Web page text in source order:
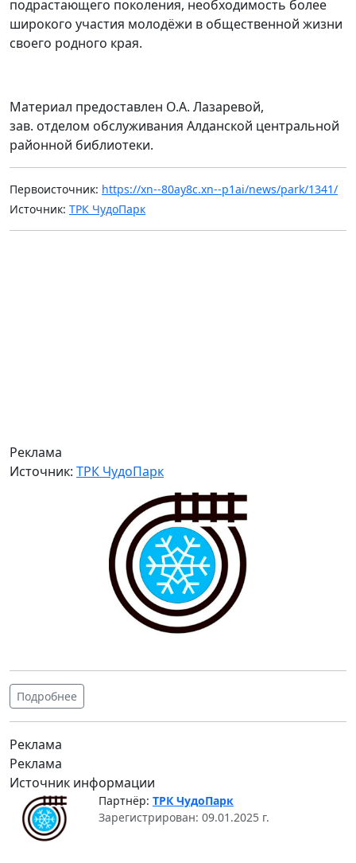
подрастающего поколения, необходимость более
широкого участия молодёжи в общественной жизни
своего родного края.
Материал предоставлен О.А. Лазаревой,
зав. отделом обслуживания Алданской центральной
районной библиотеки.
Первоисточник: https://xn--80ay8c.xn--p1ai/news/park/1341/
Источник: ТРК ЧудоПарк
Реклама
Источник: ТРК ЧудоПарк
Подробнее
Реклама
Реклама
Источник информации
Партнёр: ТРК ЧудоПарк
Зарегистрирован: 09.01.2025 г.